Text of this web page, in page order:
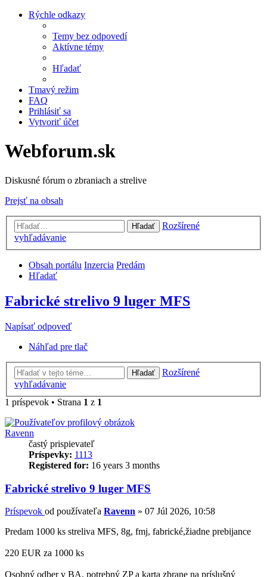
Rýchle odkazy
Temy bez odpovedí
Aktívne témy
Hľadať
Tmavý režim
FAQ
Prihlásiť sa
Vytvoriť účet
Webforum.sk
Diskusné fórum o zbraniach a strelive
Prejsť na obsah
Hľadať
Rozšírené
vyhľadávanie
Obsah portálu Inzercia Predám
Hľadať
Fabrické strelivo 9 luger MFS
Napísať odpoveď
Náhľad pre tlač
Hľadať
Rozšírené
vyhľadávanie
1 príspevok • Strana 1 z 1
Ravenn
častý prispievateľ
Príspevky: 1113
Registered for: 16 years 3 months
Fabrické strelivo 9 luger MFS
Príspevok od používateľa Ravenn » 07 Júl 2026, 10:58
Predam 1000 ks streliva MFS, 8g, fmj, fabrické,žiadne prebijance
220 EUR za 1000 ks
Osobný odber v BA, potrebný ZP a karta zbrane na príslušný